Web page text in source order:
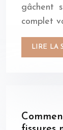
gâchent
complet
LIRE LA